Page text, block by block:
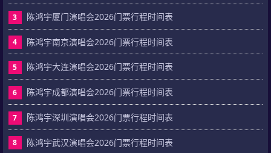
3 陈鸿宇厦门演唱会2026门票行程时间表
4 陈鸿宇南京演唱会2026门票行程时间表
5 陈鸿宇大连演唱会2026门票行程时间表
6 陈鸿宇成都演唱会2026门票行程时间表
7 陈鸿宇深圳演唱会2026门票行程时间表
8 陈鸿宇武汉演唱会2026门票行程时间表